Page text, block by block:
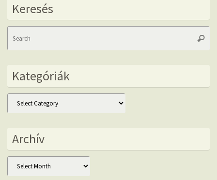
Keresés
Kategóriák
Kategóriák
Archív
Archív